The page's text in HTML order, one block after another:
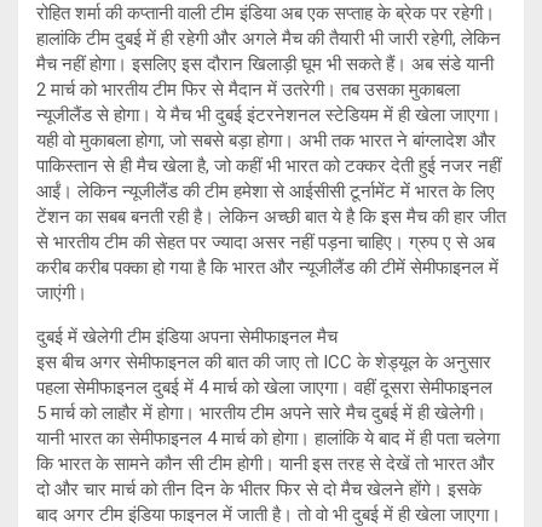
रोहित शर्मा की कप्तानी वाली टीम इंडिया अब एक सप्ताह के ब्रेक पर रहेगी।
हालांकि टीम दुबई में ही रहेगी और अगले मैच की तैयारी भी जारी रहेगी, लेकिन
मैच नहीं होगा। इसलिए इस दौरान खिलाड़ी घूम भी सकते हैं। अब संडे यानी
2 मार्च को भारतीय टीम फिर से मैदान में उतरेगी। तब उसका मुकाबला
न्यूजीलैंड से होगा। ये मैच भी दुबई इंटरनेशनल स्टेडियम में ही खेला जाएगा।
यही वो मुकाबला होगा, जो सबसे बड़ा होगा। अभी तक भारत ने बांग्लादेश और
पाकिस्तान से ही मैच खेला है, जो कहीं भी भारत को टक्कर देती हुई नजर नहीं
आईं। लेकिन न्यूजीलैंड की टीम हमेशा से आईसीसी टूर्नामेंट में भारत के लिए
टेंशन का सबब बनती रही है। लेकिन अच्छी बात ये है कि इस मैच की हार जीत
से भारतीय टीम की सेहत पर ज्यादा असर नहीं पड़ना चाहिए। ग्रुप ए से अब
करीब करीब पक्का हो गया है कि भारत और न्यूजीलैंड की टीमें सेमीफाइनल में
जाएंगी।
दुबई में खेलेगी टीम इंडिया अपना सेमीफाइनल मैच
इस बीच अगर सेमीफाइनल की बात की जाए तो ICC के शेड्यूल के अनुसार
पहला सेमीफाइनल दुबई में 4 मार्च को खेला जाएगा। वहीं दूसरा सेमीफाइनल
5 मार्च को लाहौर में होगा। भारतीय टीम अपने सारे मैच दु​बई में ही खेलेगी।
यानी भारत का सेमीफाइनल 4 मार्च को होगा। हालांकि ये बाद में ही पता चलेगा
कि भारत के सामने कौन सी टीम होगी। यानी इस तरह से देखें तो भारत और
दो और चार मार्च को तीन दिन के भीतर फिर से दो मैच खेलने होंगे। इसके
बाद अगर टीम इंडिया फाइनल में जाती है। तो वो भी दुबई में ही खेला जाएगा।